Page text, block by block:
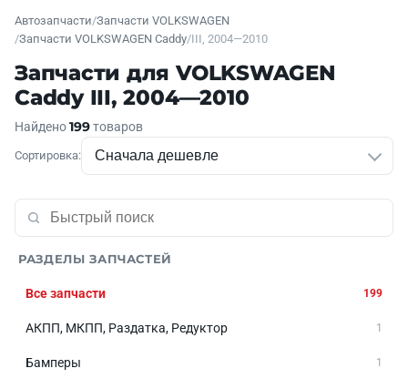
Автозапчасти/Запчасти VOLKSWAGEN
/Запчасти VOLKSWAGEN Caddy/III, 2004—2010
Запчасти для VOLKSWAGEN
Caddy III, 2004—2010
Найдено199товаров
Сортировка:
РАЗДЕЛЫ ЗАПЧАСТЕЙ
Все запчасти 199
АКПП, МКПП, Раздатка, Редуктор 1
Бамперы 1